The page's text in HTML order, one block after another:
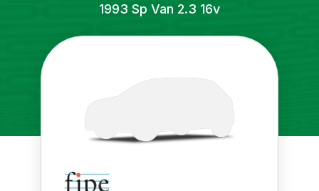
1993 Sp Van 2.3 16v